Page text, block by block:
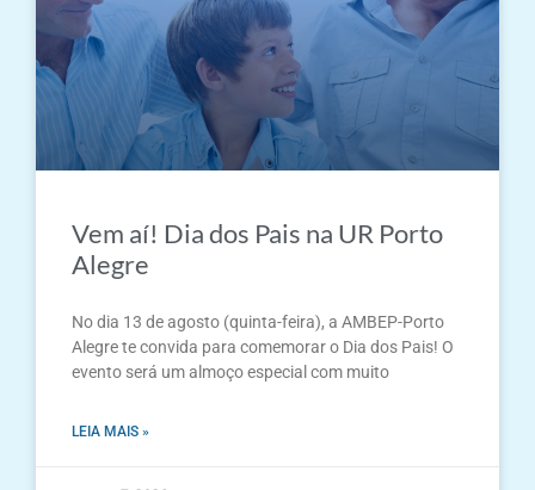
Vem aí! Dia dos Pais na UR Porto
Alegre
No dia 13 de agosto (quinta-feira), a AMBEP-Porto
Alegre te convida para comemorar o Dia dos Pais! O
evento será um almoço especial com muito
LEIA MAIS »